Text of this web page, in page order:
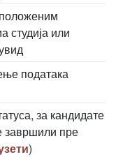
студија или
података
за кандидате
завршили пре
)